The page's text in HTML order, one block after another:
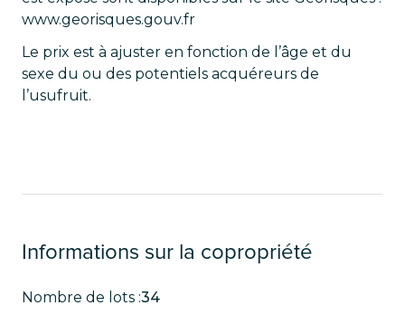
www.georisques.gouv.fr
Le prix est à ajuster en fonction de l’âge et du
sexe du ou des potentiels acquéreurs de
l’usufruit.
Informations sur la copropriété
Nombre de lots :34